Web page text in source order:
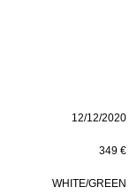
12/12/2020
349 €
WHITE/GREEN